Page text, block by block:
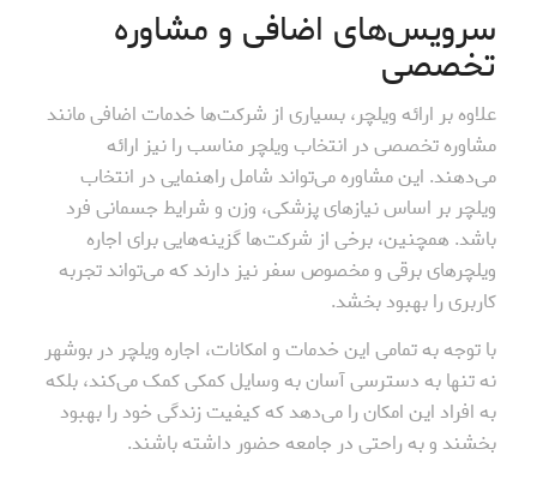
سرویس‌های اضافی و مشاوره
تخصصی
علاوه بر ارائه ویلچر، بسیاری از شرکت‌ها خدمات اضافی مانند
مشاوره تخصصی در انتخاب ویلچر مناسب را نیز ارائه
می‌دهند. این مشاوره می‌تواند شامل راهنمایی در انتخاب
ویلچر بر اساس نیازهای پزشکی، وزن و شرایط جسمانی فرد
باشد. همچنین، برخی از شرکت‌ها گزینه‌هایی برای اجاره
ویلچرهای برقی و مخصوص سفر نیز دارند که می‌تواند تجربه
کاربری را بهبود بخشد.
با توجه به تمامی این خدمات و امکانات، اجاره ویلچر در بوشهر
نه تنها به دسترسی آسان به وسایل کمکی کمک می‌کند، بلکه
به افراد این امکان را می‌دهد که کیفیت زندگی خود را بهبود
بخشند و به راحتی در جامعه حضور داشته باشند.